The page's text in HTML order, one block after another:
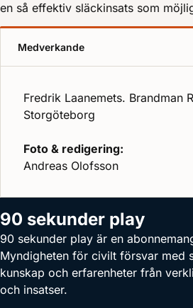
en så effektiv släckinsats som
Medverkande
Fredrik Laanemets. Brandman
Storgöteborg
Foto & redigering:
Andreas Olofsson
90 sekunder play
90 sekunder play är en
Myndigheten för civilt försvar med
kunskap och erfarenheter från
och insatser.